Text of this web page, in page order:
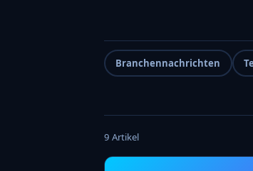
Branchennachrichten
9 Artikel